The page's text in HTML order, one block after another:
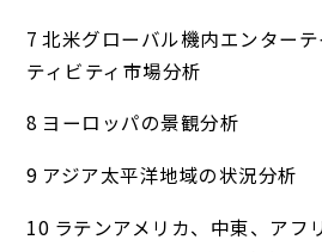
7 北米グローバル機内エンター
ティビティ市場分析
8 ヨーロッパの景観分析
9 アジア太平洋地域の状況分析
10 ラテンアメリカ、中東、アフ